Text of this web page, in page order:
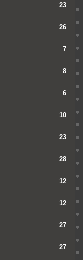
23
26
7
8
6
10
23
28
12
12
27
27